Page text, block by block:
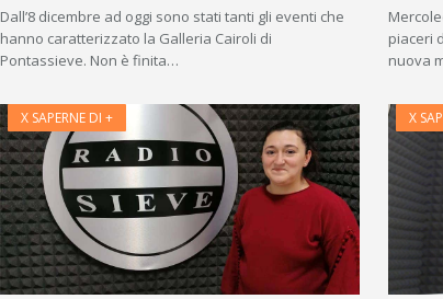
Dall’8 dicembre ad oggi sono stati tanti gli eventi che
hanno caratterizzato la Galleria Cairoli di
Pontassieve. Non è finita…
piaceri
nuova
X SAPERNE DI + X